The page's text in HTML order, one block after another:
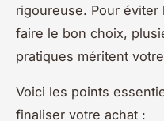
rigoureuse. Pour
faire le bon choix,
pratiques méritent
Voici les points
finaliser votre achat :